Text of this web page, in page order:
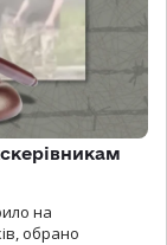
на
обрано